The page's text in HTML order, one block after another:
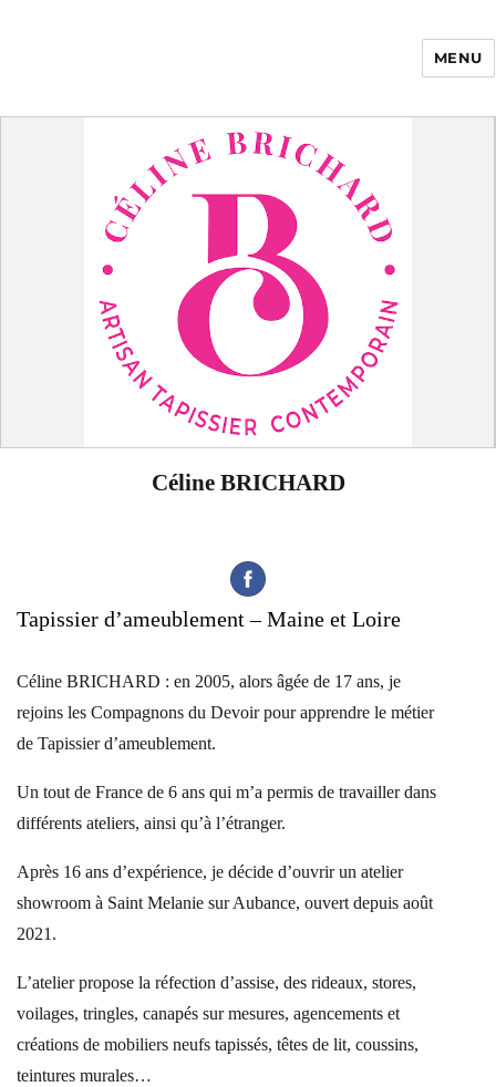
Enfance Made in
France
MENU
Céline BRICHARD
Tapissier d’ameublement – Maine et Loire
Céline BRICHARD : en 2005, alors âgée de 17 ans, je
rejoins les Compagnons du Devoir pour apprendre le métier
de Tapissier d’ameublement.
Un tout de France de 6 ans qui m’a permis de travailler dans
différents ateliers, ainsi qu’à l’étranger.
Après 16 ans d’expérience, je décide d’ouvrir un atelier
showroom à Saint Melanie sur Aubance, ouvert depuis août
2021.
L’atelier propose la réfection d’assise, des rideaux, stores,
voilages, tringles, canapés sur mesures, agencements et
créations de mobiliers neufs tapissés, têtes de lit, coussins,
teintures murales…